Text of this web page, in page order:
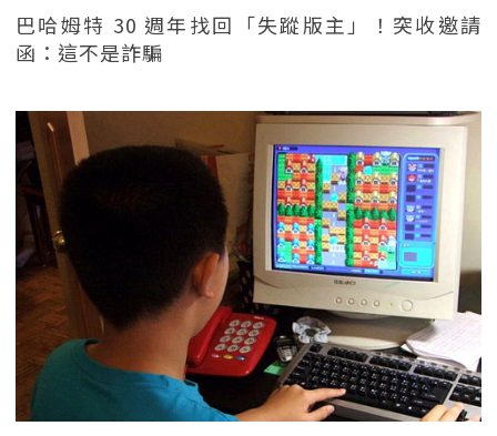
巴哈姆特 30 週年找回「失蹤版主」！突收邀請
函：這不是詐騙